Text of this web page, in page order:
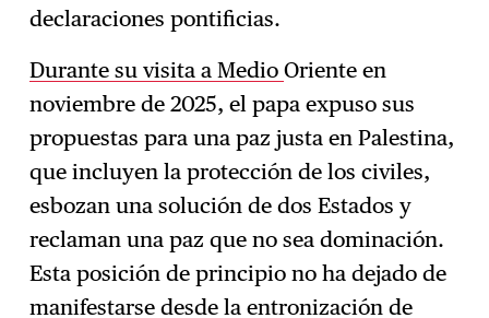
declaraciones pontificias.
Durante su visita aMedioOriente en
noviembre de 2025, el papa expuso sus
propuestas para una paz justa en Palestina,
que incluyen la protección de los civiles,
esbozan una solución de dos Estados y
reclaman una paz que no sea dominación.
Esta posición de principio no ha dejado de
manifestarse desde la entronización de